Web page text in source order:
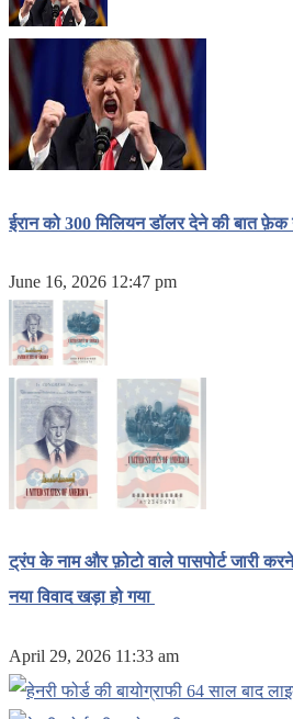
ईरान को 300 मिलियन डॉलर देने की बात फ़ेक
June 16, 2026 12:47 pm
ट्रंप के नाम और फ़ोटो वाले पासपोर्ट जारी
नया विवाद खड़ा हो गया
April 29, 2026 11:33 am